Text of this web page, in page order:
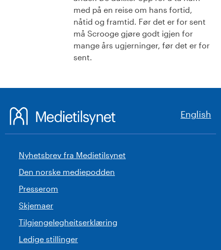
med på en reise om hans fortid,
nåtid og framtid. Før det er for sent
må Scrooge gjøre godt igjen for
mange års ugjerninger, før det er for
sent.
English
Nyhetsbrev fra Medietilsynet
Den norske mediepodden
Presserom
Skjemaer
Tilgjengelegheitserklæring
Ledige stillinger